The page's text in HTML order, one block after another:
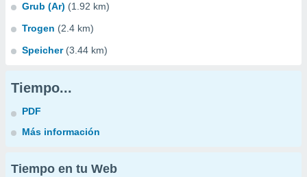
Grub (Ar) (1.92 km)
Trogen (2.4 km)
Speicher (3.44 km)
Tiempo...
PDF
Más información
Tiempo en tu Web